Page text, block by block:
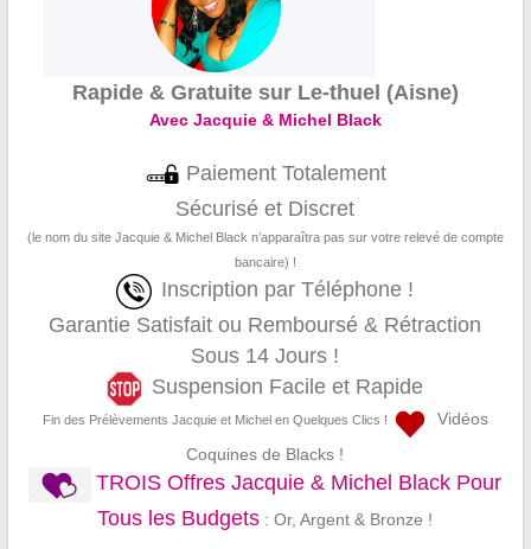
Rapide & Gratuite sur Le-thuel (Aisne)
Avec Jacquie & Michel Black
Paiement Totalement
Sécurisé et Discret
(le nom du site Jacquie & Michel Black n’apparaîtra pas sur votre relevé de compte
bancaire) !
Inscription par Téléphone !
Garantie Satisfait ou Remboursé & Rétraction
Sous 14 Jours !
Suspension Facile et Rapide
Fin des Prélèvements Jacquie et Michel en Quelques Clics !
Vidéos
Coquines de Blacks !
TROIS Offres Jacquie & Michel Black Pour
Tous les Budgets : Or, Argent & Bronze !